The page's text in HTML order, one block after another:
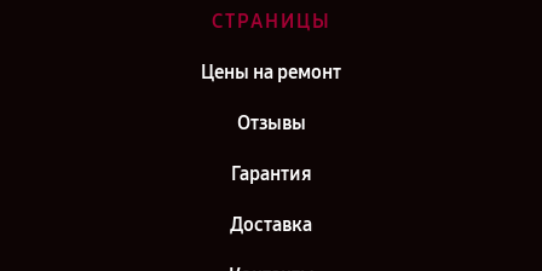
СТРАНИЦЫ
Цены на ремонт
Отзывы
Гарантия
Доставка